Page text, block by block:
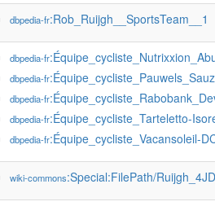
dbpedia-fr:Rob_Ruijgh__SportsTeam__1
dbpedia-fr
dbpedia-fr
dbpedia-fr
dbpedia-fr:Équipe_cycliste_Tarteletto-
dbpedia-fr:Équipe_cycliste_Vacansoleil-
wiki-commons:Special:FilePath/